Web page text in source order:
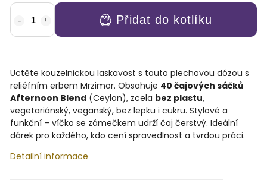
Přidat do kotlíku
Uctěte kouzelnickou laskavost s touto plechovou dózou s
reliéfním erbem Mrzimor. Obsahuje 40 čajových sáčků
Afternoon Blend (Ceylon), zcela bez plastu,
vegetariánský, veganský, bez lepku i cukru. Stylové a
funkční – víčko se zámečkem udrží čaj čerstvý. Ideální
dárek pro každého, kdo cení spravedlnost a tvrdou práci.
Detailní informace